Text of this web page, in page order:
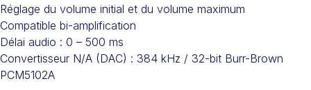
Réglage du volume initial et du volume maximum
Compatible bi-amplification
Délai audio : 0 – 500 ms
Convertisseur N/A (DAC) : 384 kHz / 32-bit Burr-Brown
PCM5102A